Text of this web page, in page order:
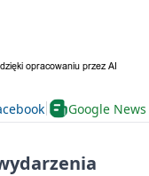
Google News